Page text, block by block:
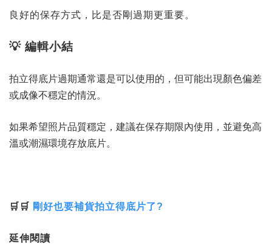
良好的保存方式，比是否剛過期更重要。
💡 編輯小結
拍立得底片過期通常還是可以使用的，但可能出現顏色偏差
或成像不穩定的情況。
如果希望照片品質穩定，建議在保存期限內使用，並避免高
溫或潮濕環境存放底片。
🛒🛒 剛好也要補貨拍立得底片了?
延伸閱讀